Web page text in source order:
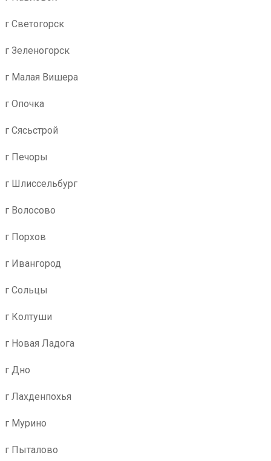
г Светогорск
г Зеленогорск
г Малая Вишера
г Опочка
г Сясьстрой
г Печоры
г Шлиссельбург
г Волосово
г Порхов
г Ивангород
г Сольцы
г Колтуши
г Новая Ладога
г Дно
г Лахденпохья
г Мурино
г Пыталово